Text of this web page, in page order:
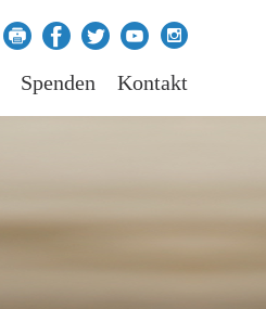
Spenden Kontakt